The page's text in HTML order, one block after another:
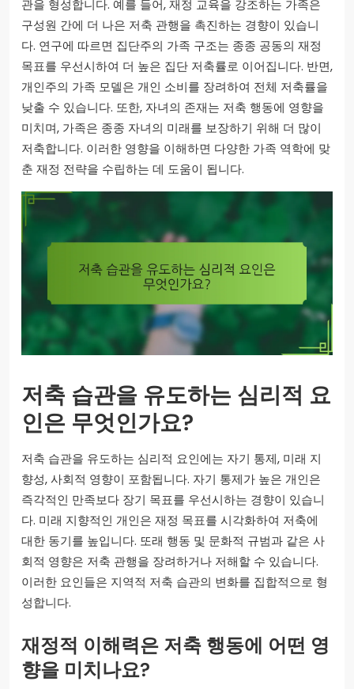
관을 형성합니다. 예를 들어, 재정 교육을 강조하는 가족은
구성원 간에 더 나은 저축 관행을 촉진하는 경향이 있습니
다. 연구에 따르면 집단주의 가족 구조는 종종 공동의 재정
목표를 우선시하여 더 높은 집단 저축률로 이어집니다. 반면,
개인주의 가족 모델은 개인 소비를 장려하여 전체 저축률을
낮출 수 있습니다. 또한, 자녀의 존재는 저축 행동에 영향을
미치며, 가족은 종종 자녀의 미래를 보장하기 위해 더 많이
저축합니다. 이러한 영향을 이해하면 다양한 가족 역학에 맞
춘 재정 전략을 수립하는 데 도움이 됩니다.
저축 습관을 유도하는 심리적 요
인은 무엇인가요?
저축 습관을 유도하는 심리적 요인에는 자기 통제, 미래 지
향성, 사회적 영향이 포함됩니다. 자기 통제가 높은 개인은
즉각적인 만족보다 장기 목표를 우선시하는 경향이 있습니
다. 미래 지향적인 개인은 재정 목표를 시각화하여 저축에
대한 동기를 높입니다. 또래 행동 및 문화적 규범과 같은 사
회적 영향은 저축 관행을 장려하거나 저해할 수 있습니다.
이러한 요인들은 지역적 저축 습관의 변화를 집합적으로 형
성합니다.
재정적 이해력은 저축 행동에 어떤 영
향을 미치나요?